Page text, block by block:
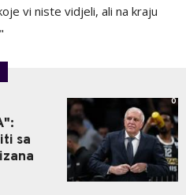
vi niste vidjeli, ali na kraju
sa
0